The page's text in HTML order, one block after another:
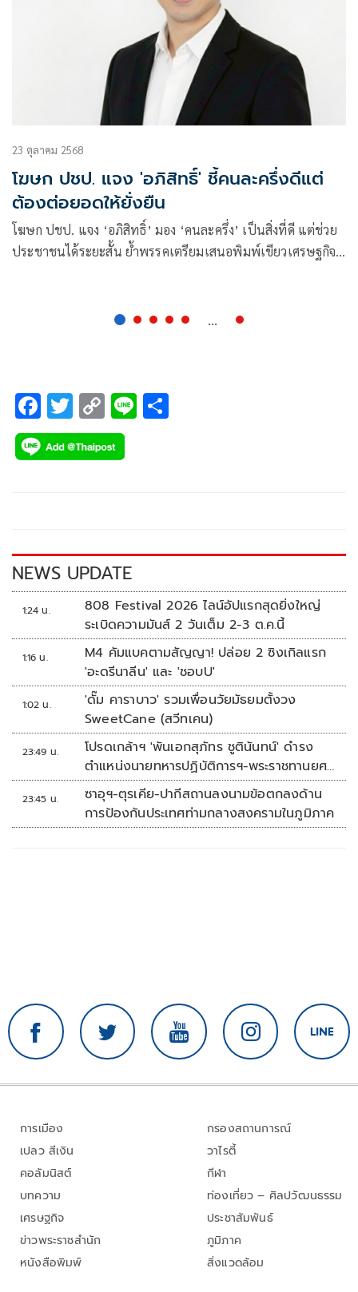
23 ตุลาคม 2568
โฆษก ปชป. แจง 'อภิสิทธิ์' ชี้คนละครึ่งดีแต่
ต้องต่อยอดให้ยั่งยืน
โฆษก ปชป. แจง ‘อภิสิทธิ์’ มอง ‘คนละครึ่ง’ เป็นสิ่งที่ดี แต่ช่วย
ประชาชนได้ระยะสั้น ย้ำพรรคเตรียมเสนอพิมพ์เขียวเศรษฐกิจ
...
F
ac
e
k
T
wi
tt
C
o
p
k
Li
NEWS UPDATE
1:24 น.
808 Festival 2026 ไลน์อัปแรกสุดยิ่งใหญ่
ระเบิดความมันส์ 2 วันเต็ม 2-3 ต.ค.นี้
1:16 น.
M4 คัมแบคตามสัญญา! ปล่อย 2 ซิงเกิลแรก
'อะดรีนาลีน' และ 'ชอบU'
1:02 น.
'ดั๊ม คาราบาว' รวมเพื่อนวัยมัธยมตั้งวง
SweetCane (สวีทเคน)
23:49 น.
โปรดเกล้าฯ 'พันเอกสุภัทร ชูตินันทน์' ดำรง
ตำแหน่งนายทหารปฏิบัติการฯ-พระราชทานยศ
'พลตรี'
23:45 น.
ซาอุฯ-ตุรเคีย-ปากีสถานลงนามข้อตกลงด้าน
การป้องกันประเทศท่ามกลางสงครามในภูมิภาค
การเมือง
เปลว สีเงิน
คอลัมนิสต์
บทความ
เศรษฐกิจ
ข่าวพระราชสำนัก
หนังสือพิมพ์
กรองสถานการณ์
วาไรตี้
กีฬา
ท่องเที่ยว – ศิลปวัฒนธรรม
ประชาสัมพันธ์
ภูมิภาค
สิ่งแวดล้อม